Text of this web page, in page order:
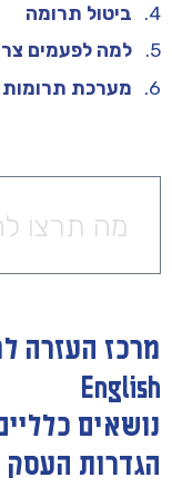
ביטול תרומה
למה לפעמים
מערכת תרומות
מרכז העזרה
English
נושאים
הגדרות העסק